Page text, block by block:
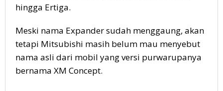
hingga Ertiga.
Meski nama Expander sudah menggaung, akan
tetapi Mitsubishi masih belum mau menyebut
nama asli dari mobil yang versi purwarupanya
bernama XM Concept.